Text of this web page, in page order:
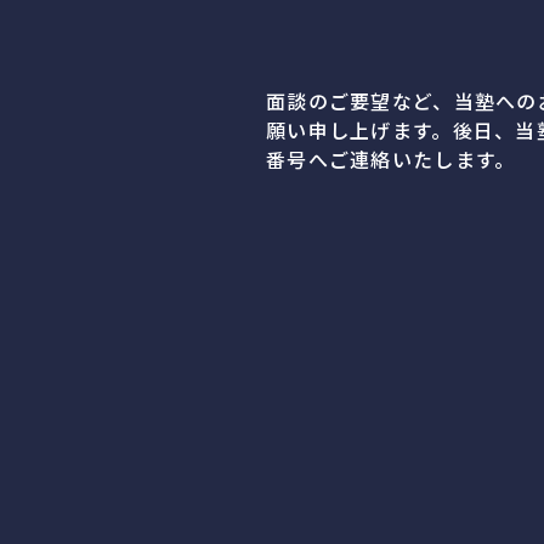
面談のご要望など、当塾へ
願い申し上げます。後日、
番号へご連絡いたします。